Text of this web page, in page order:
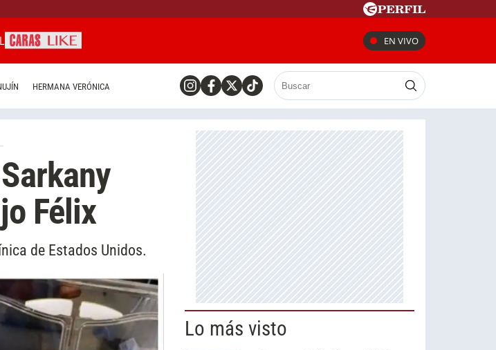
EN VIVO
HERMANA VERÓNICA
Félix
de Estados Unidos.
Lo más visto